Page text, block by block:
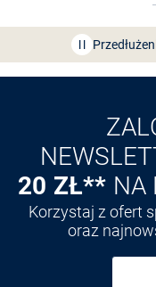
20 ZŁ** NA
Korzystaj z ofert
oraz